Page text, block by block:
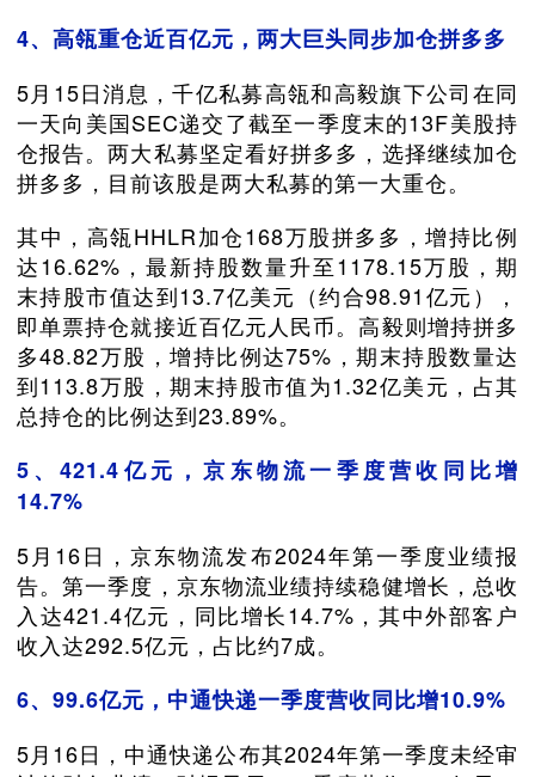
4、高瓴重仓近百亿元，两大巨头同步加仓拼多多
5月15日消息，千亿私募高瓴和高毅旗下公司在同
一天向美国SEC递交了截至一季度末的13F美股持
仓报告。两大私募坚定看好拼多多，选择继续加仓
拼多多，目前该股是两大私募的第一大重仓。
其中，高瓴HHLR加仓168万股拼多多，增持比例
达16.62%，最新持股数量升至1178.15万股，期
末持股市值达到13.7亿美元（约合98.91亿元），
即单票持仓就接近百亿元人民币。高毅则增持拼多
多48.82万股，增持比例达75%，期末持股数量达
到113.8万股，期末持股市值为1.32亿美元，占其
总持仓的比例达到23.89%。
5、421.4亿元，京东物流一季度营收同比增
14.7%
5月16日，京东物流发布2024年第一季度业绩报
告。第一季度，京东物流业绩持续稳健增长，总收
入达421.4亿元，同比增长14.7%，其中外部客户
收入达292.5亿元，占比约7成。
6、99.6亿元，中通快递一季度营收同比增10.9%
5月16日，中通快递公布其2024年第一季度未经审